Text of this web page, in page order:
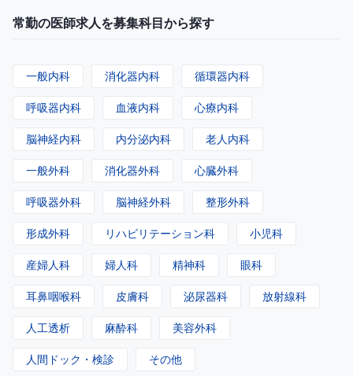
常勤の医師求人を募集科目から探す
一般内科 消化器内科 循環器内科
呼吸器内科 血液内科 心療内科
脳神経内科 内分泌内科 老人内科
一般外科 消化器外科 心臓外科
呼吸器外科 脳神経外科 整形外科
形成外科 リハビリテーション科 小児科
産婦人科 婦人科 精神科 眼科
耳鼻咽喉科 皮膚科 泌尿器科 放射線科
人工透析 麻酔科 美容外科
人間ドック・検診 その他